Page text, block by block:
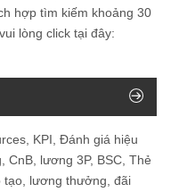
hợp tìm kiếm khoảng 30
lòng click tại đây:
KPI, Đánh giá hiệu
CnB, lương 3P, BSC, Thẻ
tạo, lương thưởng, đãi